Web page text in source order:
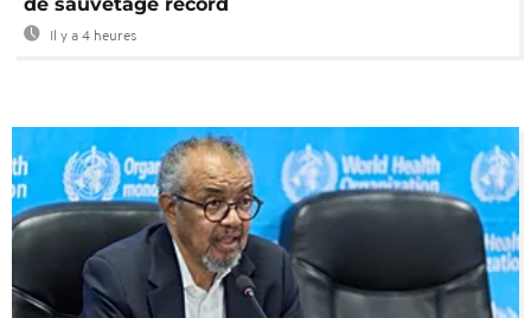
Il y a 4 heures